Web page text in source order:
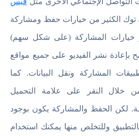
توك الكثير من خيارات حفظ ومشاركة
خيارات المشاركة (على شكل سهم)
بإعادة نشر الفيديو على جميع مواقع
المشاركة ونقل البيانات. كما
خلال النقر على علامة التحميل
لكن الحفظ والمشاركة يكون بوجود
بالتطبيق وللتخلص منها يمكنك استخدام